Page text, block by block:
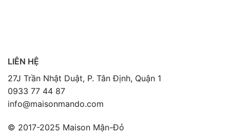
LIÊN HỆ
27J Trần Nhật Duật, P. Tân Định, Quận 1
0933 77 44 87
info@maisonmando.com
© 2017-2025 Maison Mận-Đỏ